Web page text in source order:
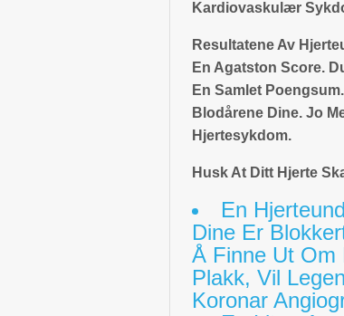
Kardiovaskulær
Resultatene Av
En Agatston Score.
En Samlet
Blodårene Dine. Jo
Hjertesykdom.
Husk At Ditt Hjerte
En
Dine Er
Å Finne Ut Om
Plakk, Vil
Koronar